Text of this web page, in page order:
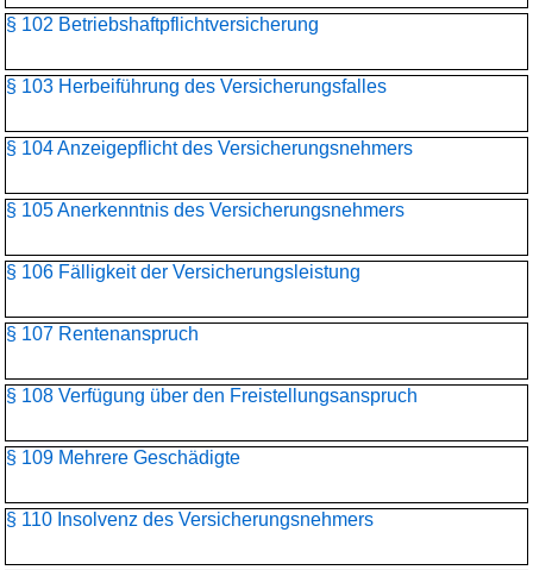
§ 102 Betriebshaftpflichtversicherung
§ 103 Herbeiführung des Versicherungsfalles
§ 104 Anzeigepflicht des Versicherungsnehmers
§ 105 Anerkenntnis des Versicherungsnehmers
§ 106 Fälligkeit der Versicherungsleistung
§ 107 Rentenanspruch
§ 108 Verfügung über den Freistellungsanspruch
§ 109 Mehrere Geschädigte
§ 110 Insolvenz des Versicherungsnehmers